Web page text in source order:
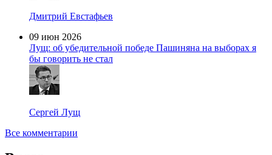
Дмитрий Евстафьев
09 июн 2026
Лущ: об убедительной победе Пашиняна на выборах я
бы говорить не стал
Сергей Лущ
Все комментарии